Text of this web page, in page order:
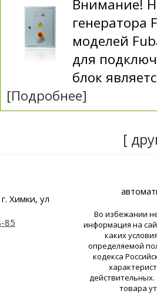
Внимание!
генератора
моделей
для
блок
[Подробнее]
[
Химки, ул
85
Во избежании
информация на
каких
определяемой
кодекса
действительных.
товара